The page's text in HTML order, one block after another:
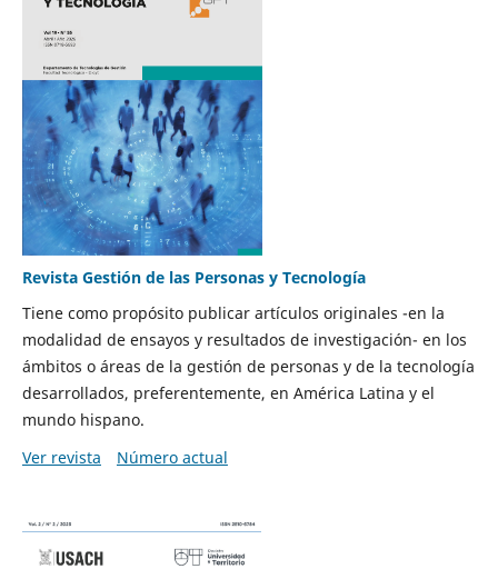
Revista Gestión de las Personas y Tecnología
Tiene como propósito publicar artículos originales -en la
modalidad de ensayos y resultados de investigación- en los
ámbitos o áreas de la gestión de personas y de la tecnología
desarrollados, preferentemente, en América Latina y el
mundo hispano.
Ver revista
Número actual